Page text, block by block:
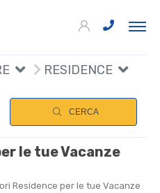
RESIDENCE
CERCA
le tue Vacanze
Residence per le tue Vacanze